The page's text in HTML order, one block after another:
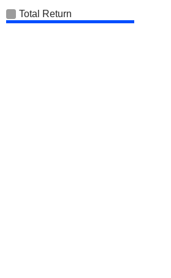
Total Return